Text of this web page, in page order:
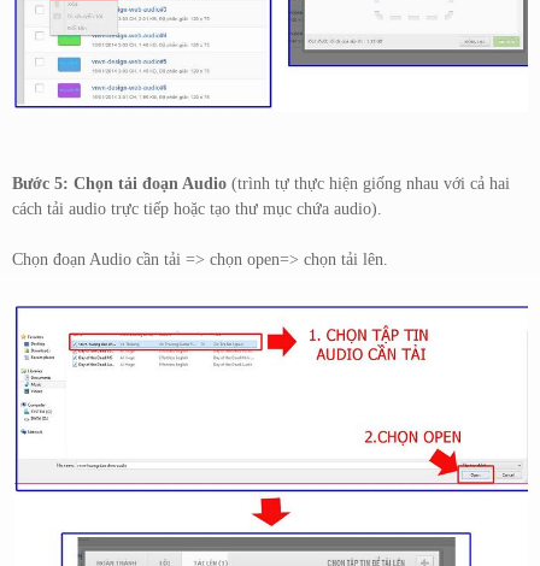
Bước 5: Chọn tải đoạn Audio (trình tự thực hiện giống nhau với cả hai
cách tải audio trực tiếp hoặc tạo thư mục chứa audio).
Chọn đoạn Audio cần tải => chọn open=> chọn tải lên.